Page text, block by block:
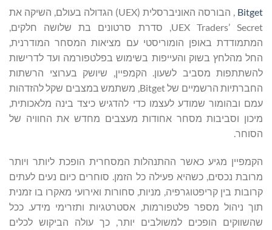
Bitget
, הבורסה האוניברסלית (UEX) הגדולה בעולם, השיקה את
UEX Traders’ Secret, סדרת סרטונים בת שלושה חלקים,
המתמודדת באופן הומוריסטי עם מציאות המסחר המודרנית,
החל מהלחץ בשוק והעייפות בשימוש בפלטפורמה ועד לדרישות
להשתתפות מסביב לשעון. הקמפיין, שיושק בערוצי הרשתות
החברתיות הרשמיים של Bitget, משתמש במצבים שקל להזדהות
עמם ובהומור שמודע לעצמו כדי להדגיש כיצד בינה מלאכותית,
מיכון וסביבות מסחר אחודות מעצבים מחדש את החוויה של
הסוחר.
הקמפיין מגיע כאשר ההתנהלות המסחרית הופכת ליותר ויותר
מרובת נכסים, כשהיא פעילה כל הזמן. סוחרים כיום נעים לעתים
קרובות בין קריפטוגרפיה, מניות, סחורות ואירועי מאקרו בו זמנית
תוך ניהול מספר פלטפורמות, אסטרטגיות ותזרימי מידע. ככל
שהשווקים הופכים למשולבים יותר, כך עולה הביקוש לכלים